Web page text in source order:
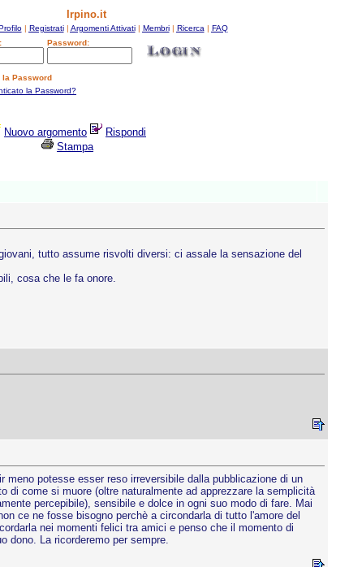
Irpino.it
| Registrati| Argomenti Attivati| Membri| Ricerca | FAQ
Password:
la Password
la Password?
Nuovo argomento
Rispondi
Stampa
tutto assume risvolti diversi: ci assale la sensazione del
cosa che le fa onore.
potesse esser reso irreversibile dalla pubblicazione di un
di come si muore (oltre naturalmente ad apprezzare la semplicità
percepibile), sensibile e dolce in ogni suo modo di fare. Mai
ce ne fosse bisogno perchè a circondarla di tutto l'amore del
nei momenti felici tra amici e penso che il momento di
dono. La ricorderemo per sempre.